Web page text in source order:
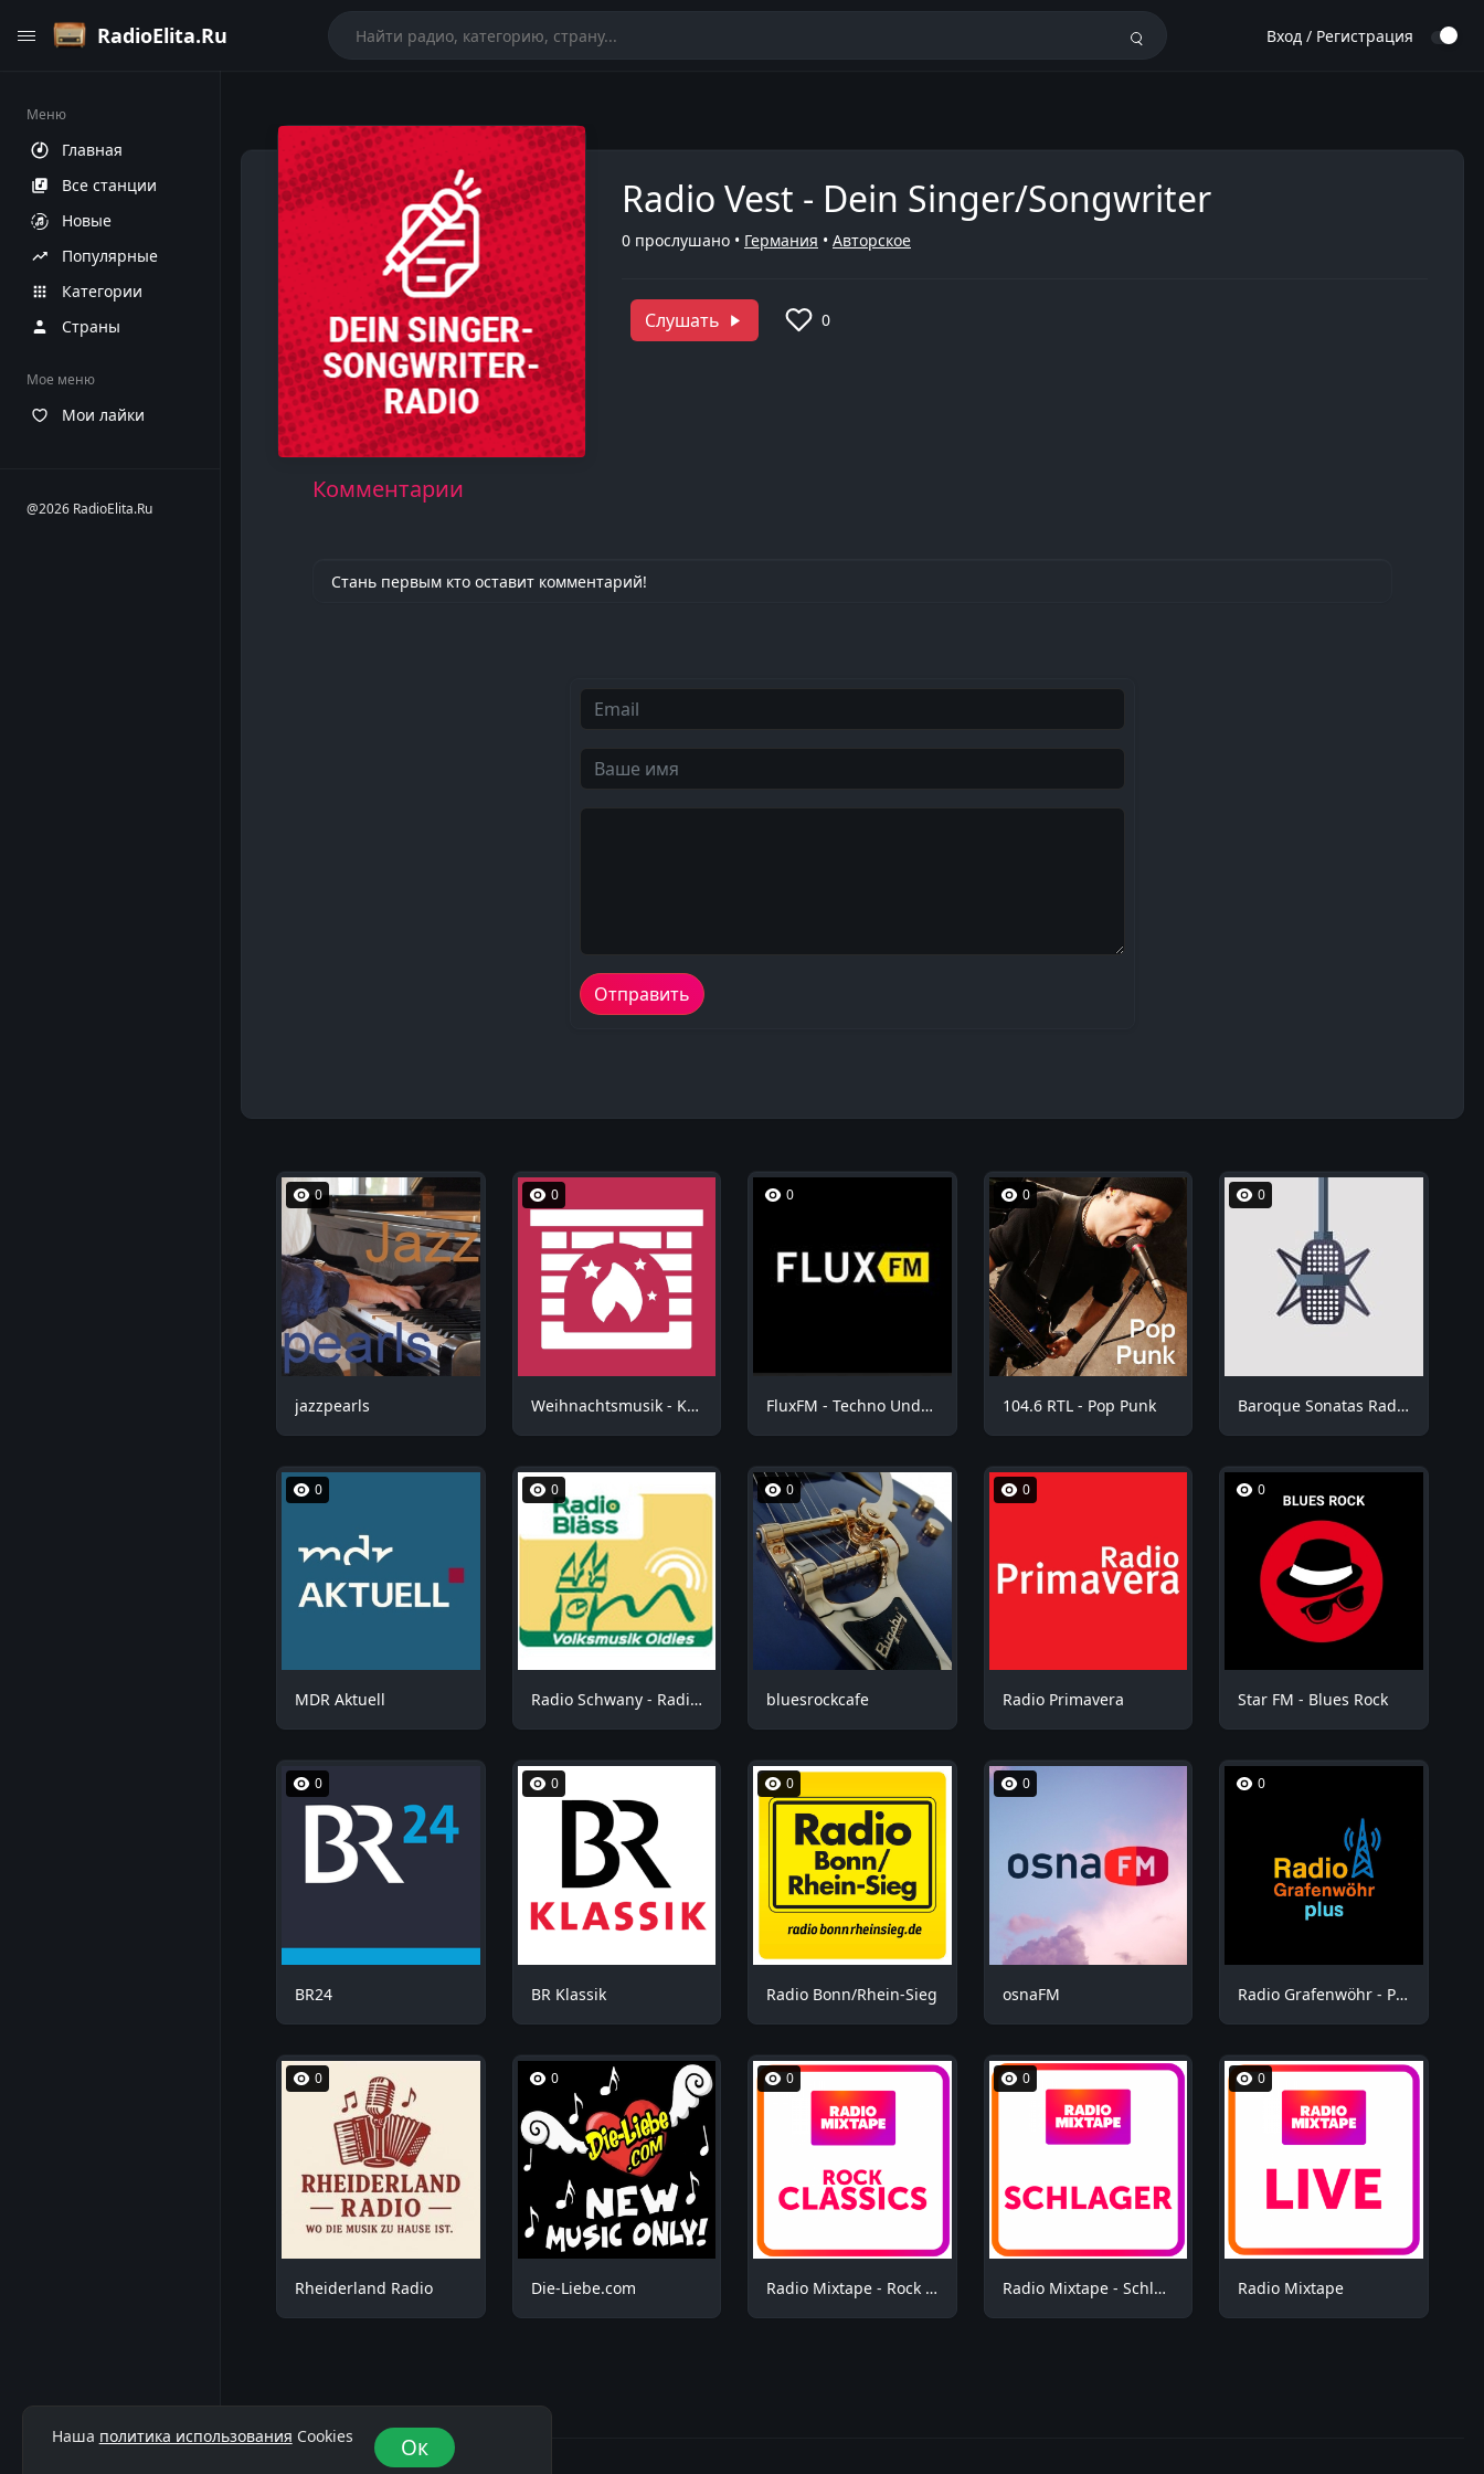
RadioElita.Ru Вход / Регистрация
Меню
Главная
Все станции
Новые
Популярные
Категории
Страны
Мое меню
Мои лайки
@2026 RadioElita.Ru
Radio Vest - Dein Singer/Songwriter
0 прослушано • Германия • Авторское
Слушать 0
Комментарии
Стань первым кто оставит комментарий!
0
jazzpearls
0
Weihnachtsmusik - Kuschel Weihnachten
0
FluxFM - Techno Underground
0
104.6 RTL - Pop Punk
0
Baroque Sonatas Radio
0
MDR Aktuell
0
Radio Schwany - Radio Bläss
0
bluesrockcafe
0
Radio Primavera
0
Star FM - Blues Rock
0
BR24
0
BR Klassik
0
Radio Bonn/Rhein-Sieg
0
osnaFM
0
Radio Grafenwöhr - Plus
0
Rheiderland Radio
0
Die-Liebe.com
0
Radio Mixtape - Rock Mix
0
Radio Mixtape - Schlager
0
Radio Mixtape
Наша политика использования Cookies Ок